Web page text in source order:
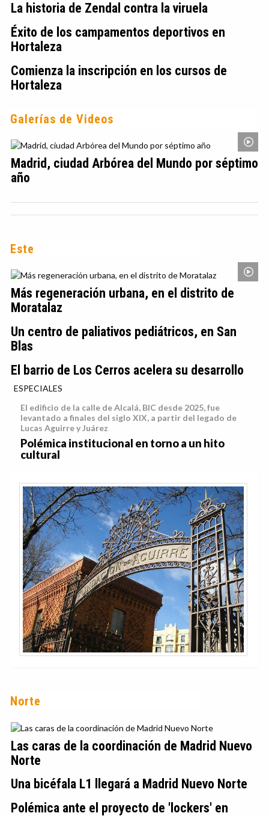
La historia de Zendal contra la viruela
Éxito de los campamentos deportivos en
Hortaleza
Comienza la inscripción en los cursos de
Hortaleza
Galerías de Videos
Madrid, ciudad Arbórea del Mundo por séptimo
año
Este
Más regeneración urbana, en el distrito de
Moratalaz
Un centro de paliativos pediátricos, en San
Blas
El barrio de Los Cerros acelera su desarrollo
ESPECIALES
El edificio de la calle de Alcalá, BIC desde 2025, fue
levantado a finales del siglo XIX, a partir del legado de
Lucas Aguirre y Juárez
Polémica institucional en torno a un hito
cultural
Norte
Las caras de la coordinación de Madrid Nuevo
Norte
Una bicéfala L1 llegará a Madrid Nuevo Norte
Polémica ante el proyecto de 'lockers' en